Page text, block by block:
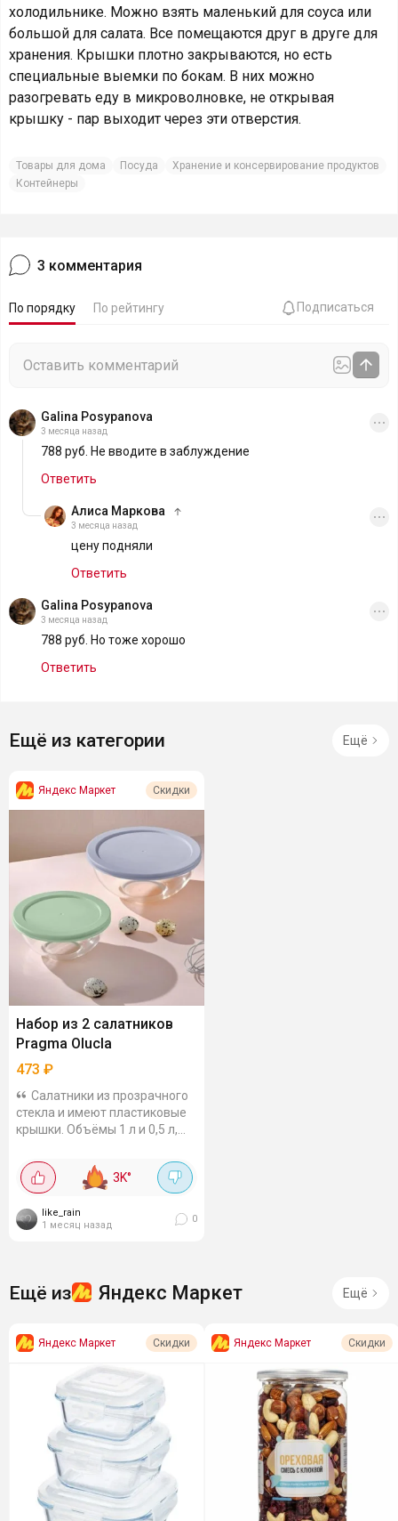
холодильнике. Можно взять маленький для соуса или
большой для салата. Все помещаются друг в друге для
хранения. Крышки плотно закрываются, но есть
специальные выемки по бокам. В них можно
разогревать еду в микроволновке, не открывая
крышку - пар выходит через эти отверстия.
Товары для дома Посуда
Хранение и консервирование продуктов
Контейнеры
3 комментария
По порядку По рейтингу Подписаться
Galina Posypanova
3 месяца назад
788 руб. Не вводите в заблуждение
Ответить
Алиса Маркова
3 месяца назад
цену подняли
Ответить
Galina Posypanova
3 месяца назад
788 руб. Но тоже хорошо
Ответить
Ещё из категории Ещё
Яндекс Маркет Скидки
Набор из 2 салатников
Pragma Olucla
473 ₽
Салатники из прозрачного
стекла и имеют пластиковые
крышки. Объёмы 1 л и 0,5 л,
них удобно хранить продукты
и сразу без крышки разогреть
в...
3K°
like_rain
1 месяц назад
0
Ещё из Яндекс Маркет Ещё
Яндекс Маркет Скидки Яндекс Маркет Скидки